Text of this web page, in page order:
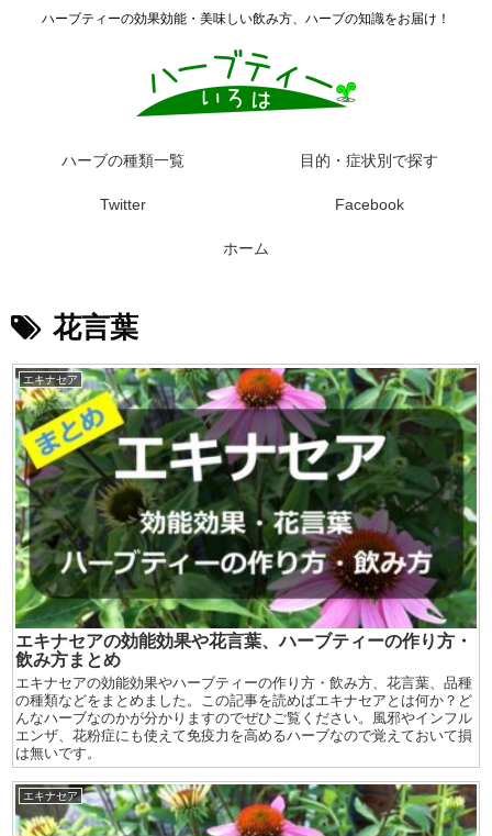
ハーブティーの効果効能・美味しい飲み方、ハーブの知識をお届け！
ハーブの種類一覧 目的・症状別で探す
Twitter Facebook
ホーム
花言葉
エキナセア
エキナセアの効能効果や花言葉、ハーブティーの作り方・
飲み方まとめ
エキナセアの効能効果やハーブティーの作り方・飲み方、花言葉、品種
の種類などをまとめました。この記事を読めばエキナセアとは何か？ど
んなハーブなのかが分かりますのでぜひご覧ください。風邪やインフル
エンザ、花粉症にも使えて免疫力を高めるハーブなので覚えておいて損
は無いです。
エキナセア